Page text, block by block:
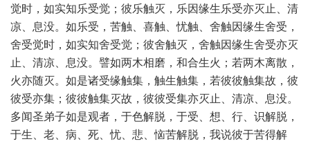
觉时，如实知乐受觉；彼乐触灭，乐因缘生乐受亦灭止、清
凉、息没。如乐受，苦触、喜触、忧触、舍触因缘生舍受，
舍受觉时，如实知舍受觉；彼舍触灭，舍触因缘生舍受亦灭
止、清凉、息没。譬如两木相磨，和合生火；若两木离散，
火亦随灭。如是诸受缘触集，触生触集，若彼彼触集故，彼
彼受亦集；彼彼触集灭故，彼彼受集亦灭止、清凉、息没。
多闻圣弟子如是观者，于色解脱，于受、想、行、识解脱，
于生、老、病、死、忧、悲、恼苦解脱，我说彼于苦得解